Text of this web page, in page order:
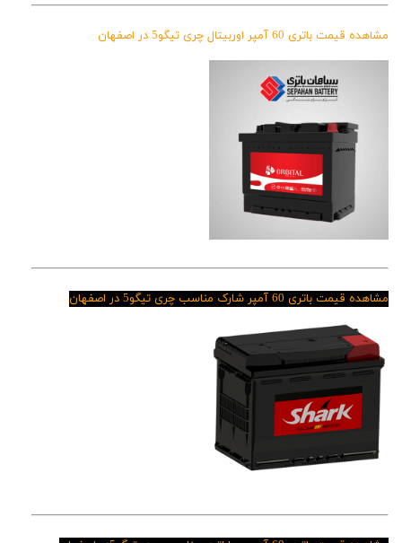
مشاهده قیمت باتری 60 آمپر اوربیتال چری تیگو5 در اصفهان
مشاهده قیمت باتری 60 آمپر شارک مناسب چری تیگو5 در اصفهان